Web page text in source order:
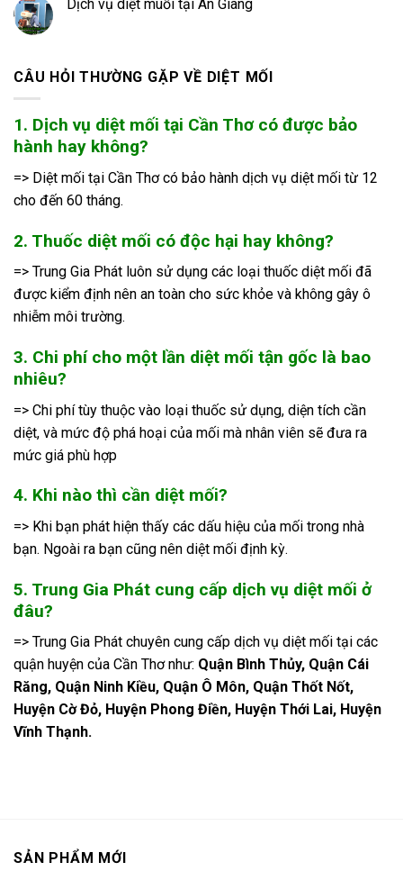
Dịch vụ diệt muỗi tại An Giang
CÂU HỎI THƯỜNG GẶP VỀ DIỆT MỐI
1. Dịch vụ diệt mối tại Cần Thơ có được bảo
hành hay không?
=> Diệt mối tại Cần Thơ có bảo hành dịch vụ diệt mối từ 12
cho đến 60 tháng.
2. Thuốc diệt mối có độc hại hay không?
=> Trung Gia Phát luôn sử dụng các loại thuốc diệt mối đã
được kiểm định nên an toàn cho sức khỏe và không gây ô
nhiễm môi trường.
3. Chi phí cho một lần diệt mối tận gốc là bao
nhiêu?
=> Chi phí tùy thuộc vào loại thuốc sử dụng, diện tích cần
diệt, và mức độ phá hoại của mối mà nhân viên sẽ đưa ra
mức giá phù hợp
4. Khi nào thì cần diệt mối?
=> Khi bạn phát hiện thấy các dấu hiệu của mối trong nhà
bạn. Ngoài ra bạn cũng nên diệt mối định kỳ.
5. Trung Gia Phát cung cấp dịch vụ diệt mối ở
đâu?
=> Trung Gia Phát chuyên cung cấp dịch vụ diệt mối tại các
quận huyện của Cần Thơ như: Quận Bình Thủy, Quận Cái
Răng, Quận Ninh Kiều, Quận Ô Môn, Quận Thốt Nốt,
Huyện Cờ Đỏ, Huyện Phong Điền, Huyện Thới Lai, Huyện
Vĩnh Thạnh.
SẢN PHẨM MỚI